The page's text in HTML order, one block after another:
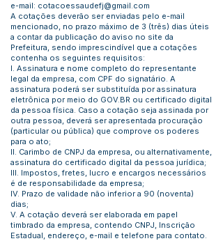
e-mail: cotacoessaudefj@gmail.com
A cotações deverão ser enviadas pelo e-mail
mencionado, no prazo máximo de 3 (três) dias úteis
a contar da publicação do aviso no site da
Prefeitura, sendo imprescindível que a cotações
contenha os seguintes requisitos:
I. Assinatura e nome completo do representante
legal da empresa, com CPF do signatário. A
assinatura poderá ser substituída por assinatura
eletrônica por meio do GOV.BR ou certificado digital
da pessoa física. Caso a cotação seja assinada por
outra pessoa, deverá ser apresentada procuração
(particular ou pública) que comprove os poderes
para o ato;
II. Carimbo de CNPJ da empresa, ou alternativamente,
assinatura do certificado digital da pessoa jurídica;
III. Impostos, fretes, lucro e encargos necessários
é de responsabilidade da empresa;
IV. Prazo de validade não inferior a 90 (noventa)
dias;
V. A cotação deverá ser elaborada em papel
timbrado da empresa, contendo CNPJ, Inscrição
Estadual, endereço, e-mail e telefone para contato.